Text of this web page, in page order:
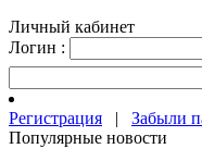
Личный кабинет
Логин :
Регистрация | Забыли
Популярные новости